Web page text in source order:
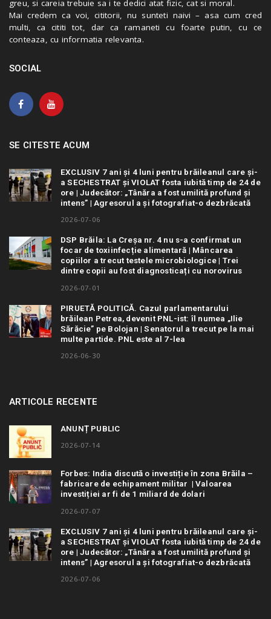
greu, si careia trebuie sa i te dedici atat fizic, cat si moral.
Mai credem ca voi, cititorii, nu sunteti naivi – asa cum cred
multi, ca cititi tot, dar ca ramaneti cu foarte putin, cu ce
conteaza, cu informatia relevanta.
SOCIAL
SE CITESTE ACUM
EXCLUSIV 7 ani și 4 luni pentru brăileanul care și-
a SECHESTRAT și VIOLAT fosta iubită timp de 24 de
ore | Judecător: „Tânăra a fost umilită profund și
intens” | Agresorul a și fotografiat-o dezbrăcată
2026-07-06
DSP Brăila: La Creșa nr. 4 nu s-a confirmat un
focar de toxiinfecție alimentară | Mâncarea
copiilor a trecut testele microbiologice | Trei
dintre copii au fost diagnosticați cu norovirus
2026-07-01
PIRUETĂ POLITICĂ. Cazul parlamentarului
brăilean Petrea, devenit PNL-ist: îl numea „Ilie
Sărăcie” pe Bolojan | Senatorul a trecut pe la mai
multe partide. PNL este al 7-lea
2026-06-30
ARTICOLE RECENTE
ANUNȚ PUBLIC
2026-07-14
Forbes: India discută o investiție în zona Brăila –
fabricare de echipament militar | Valoarea
investiției ar fi de 1 miliard de dolari
2026-07-07
EXCLUSIV 7 ani și 4 luni pentru brăileanul care și-
a SECHESTRAT și VIOLAT fosta iubită timp de 24 de
ore | Judecător: „Tânăra a fost umilită profund și
intens” | Agresorul a și fotografiat-o dezbrăcată
2026-07-06